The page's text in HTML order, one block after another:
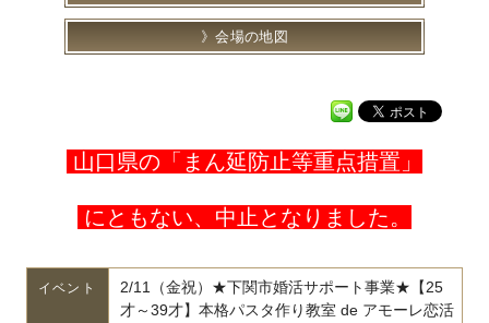
会場の地図
山口県の 「まん延防止等重点措置」
にともない、 中止となりました。
イベント
2/11（金祝）★下関市婚活サポート事業★【25
才～39才】本格パスタ作り教室 de アモーレ恋活